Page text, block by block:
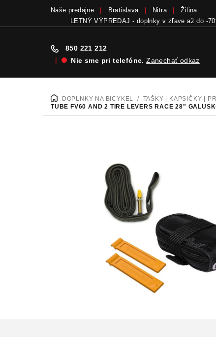
Naše predajne Bratislava Nitra Žilina
LETNÝ VÝPREDAJ - doplnky v zľave až do -
850 221 212
|
Nie sme pri telefóne.Zanechať odkaz
DOMOVDOPLNKY NA BICYKEL / TAŠKY | KAPSIČKY |
TUBE FV60 AND 2 TIRE LEVERS RACE 28"